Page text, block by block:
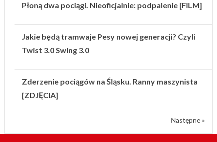
Płoną dwa pociągi. Nieoficjalnie: podpalenie [FILM]
Jakie będą tramwaje Pesy nowej generacji? Czyli
Twist 3.0 Swing 3.0
Zderzenie pociągów na Śląsku. Ranny maszynista
[ZDJĘCIA]
Następne »